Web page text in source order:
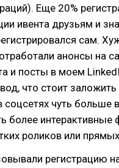
Еще 20%
ивента друзьям и
сам.
анонсы на
и посты в моем
что стоит заложить
соцсетях чуть больше
более интерактивные
роликов или
регистрацию